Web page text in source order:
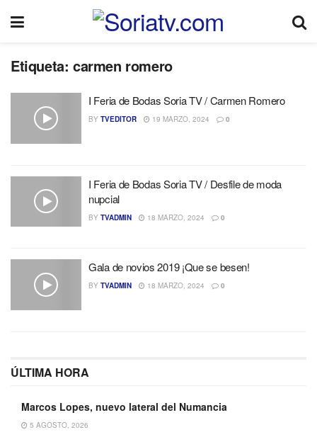
Etiqueta: carmen romero
I Feria de Bodas Soria TV / Carmen Romero
BY TVEDITOR 19 MARZO, 2024 0
I Feria de Bodas Soria TV / Desfile de moda
nupcial
BY TVADMIN 18 MARZO, 2024 0
Gala de novios 2019 ¡Que se besen!
BY TVADMIN 18 MARZO, 2024 0
ÚLTIMA HORA
Marcos Lopes, nuevo lateral del Numancia
5 AGOSTO, 2026